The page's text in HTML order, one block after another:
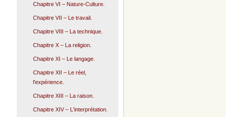
Chapitre VI – Nature-Culture.
Chapitre VII – Le travail.
Chapitre VIII – La technique.
Chapitre X – La religion.
Chapitre XI – Le langage.
Chapitre XII – Le réel,
l'expérience.
Chapitre XIII – La raison.
Chapitre XIV – L'interprétation.